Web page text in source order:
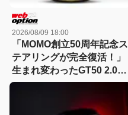
2026/08/09 18:00
「MOMO創立50周年記念ス
テアリングが完全復活！」
生まれ変わったGT50 2.0を
徹底解剖